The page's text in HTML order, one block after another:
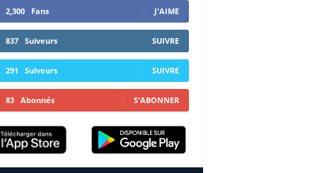
2,300 Fans J'AIME
837 Suiveurs SUIVRE
291 Suiveurs SUIVRE
83 Abonnés S'ABONNER